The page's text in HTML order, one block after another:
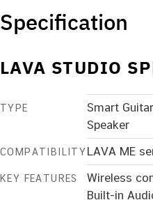
Specification
LAVA STUDIO
TYPE
Smart
Speaker
COMPATIBILITYLAVA ME
KEY FEATURES
Wireless
Built-in